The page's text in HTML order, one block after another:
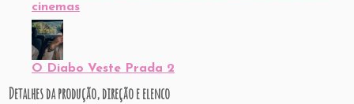
cinemas
O Diabo Veste Prada 2
Detalhes da produção, direção e elenco